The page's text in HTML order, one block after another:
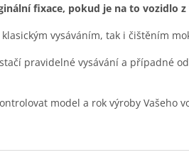
fixace, pokud je na to vozidlo
vysáváním, tak i čištěním
pravidelné vysávání a případné
model a rok výroby Vašeho